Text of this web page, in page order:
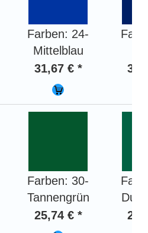
Farben: 24-
Mittelblau
31,67 € *
Farben: 30-
Tannengrün
25,74 € *